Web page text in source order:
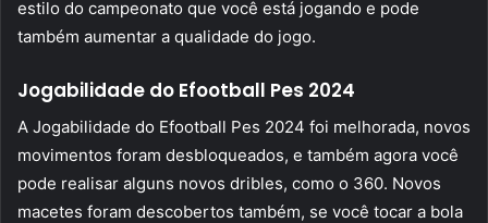
estilo do campeonato que você está jogando e pode
também aumentar a qualidade do jogo.
Jogabilidade do Efootball Pes 2024
A Jogabilidade do Efootball Pes 2024 foi melhorada, novos
movimentos foram desbloqueados, e também agora você
pode realisar alguns novos dribles, como o 360. Novos
macetes foram descobertos também, se você tocar a bola